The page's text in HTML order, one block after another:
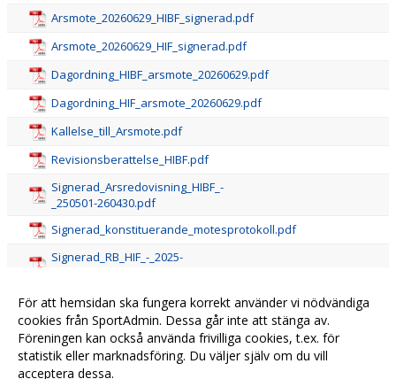
Arsmote_20260629_HIBF_signerad.pdf
Arsmote_20260629_HIF_signerad.pdf
Dagordning_HIBF_arsmote_20260629.pdf
Dagordning_HIF_arsmote_20260629.pdf
Kallelse_till_Arsmote.pdf
Revisionsberattelse_HIBF.pdf
Signerad_Arsredovisning_HIBF_-
_250501-260430.pdf
Signerad_konstituerande_motesprotokoll.pdf
Signerad_RB_HIF_-_2025-
För att hemsidan ska fungera korrekt använder vi nödvändiga
cookies från SportAdmin. Dessa går inte att stänga av.
Föreningen kan också använda frivilliga cookies, t.ex. för
statistik eller marknadsföring. Du väljer själv om du vill
acceptera dessa.